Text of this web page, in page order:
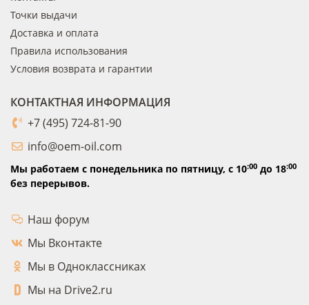
Точки выдачи
Доставка и оплата
Правила использования
Условия возврата и гарантии
КОНТАКТНАЯ ИНФОРМАЦИЯ
+7 (495) 724-81-90
info@oem-oil.com
Мы работаем с понедельника по пятницу, с 10:00 до 18:00
без перерывов.
Наш форум
Мы Вконтакте
Мы в Одноклассниках
Мы на Drive2.ru